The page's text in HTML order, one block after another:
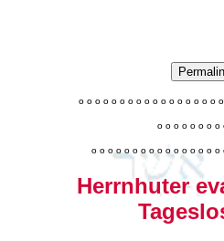
o o o o o o o o o o o o o o o o o o
o o o o o o o o
o o o o o o o o o o o o o o o o
Herrnhuter